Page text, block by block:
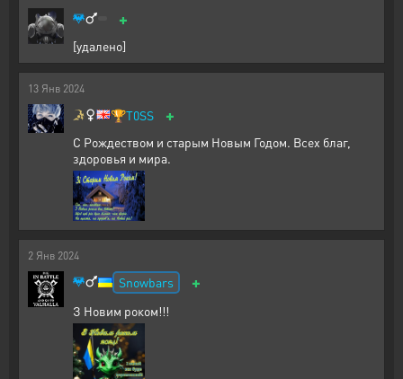
+
[удалено]
13 Янв 2024
🏆T0SS +
С Рождеством и старым Новым Годом. Всех благ,
здоровья и мира.
2 Янв 2024
Snowbars +
З Новим роком!!!